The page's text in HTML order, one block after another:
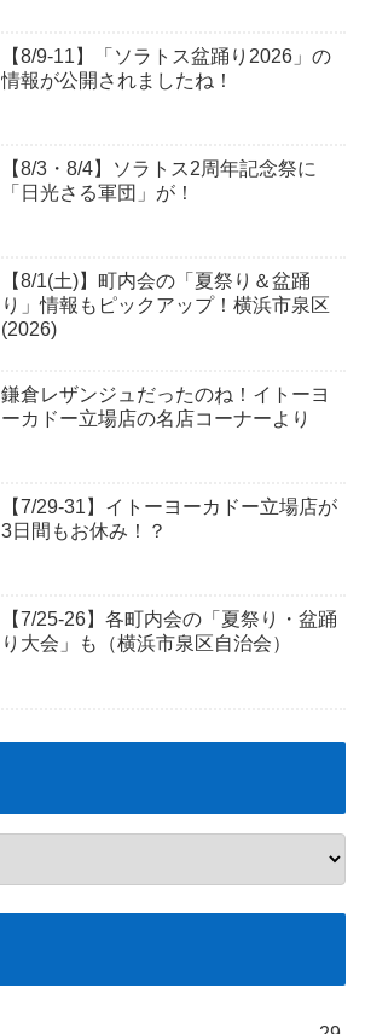
【8/9-11】「ソラトス盆踊り2026」の
情報が公開されましたね！
【8/3・8/4】ソラトス2周年記念祭に
「日光さる軍団」が！
【8/1(土)】町内会の「夏祭り＆盆踊
り」情報もピックアップ！横浜市泉区
(2026)
鎌倉レザンジュだったのね！イトーヨ
ーカドー立場店の名店コーナーより
【7/29-31】イトーヨーカドー立場店が
3日間もお休み！？
【7/25-26】各町内会の「夏祭り・盆踊
り大会」も（横浜市泉区自治会）